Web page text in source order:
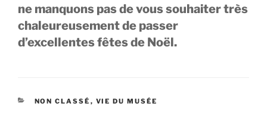
ne manquons pas de vous souhaiter très
chaleureusement de passer
d’excellentes fêtes de Noël.
CATÉGORIES
NON CLASSÉ , VIE DU MUSÉE